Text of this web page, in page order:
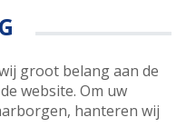
groot belang aan de
website. Om uw
hanteren wij